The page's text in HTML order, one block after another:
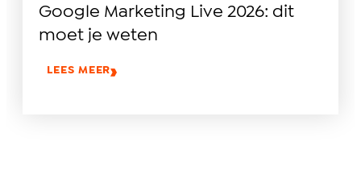
Google Marketing Live 2026: dit
moet je weten
LEES MEER